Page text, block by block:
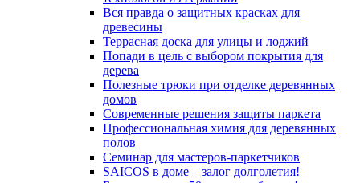
Вся правда о защитных красках для
древесины
Террасная доска для улицы и лоджий
Попади в цель с выбором покрытия для
дерева
Полезные трюки при отделке деревянных
домов
Современные решения защиты паркета
Профессиональная химия для деревянных
полов
Семинар для мастеров-паркетчиков
SAICOS в доме – залог долголетия!